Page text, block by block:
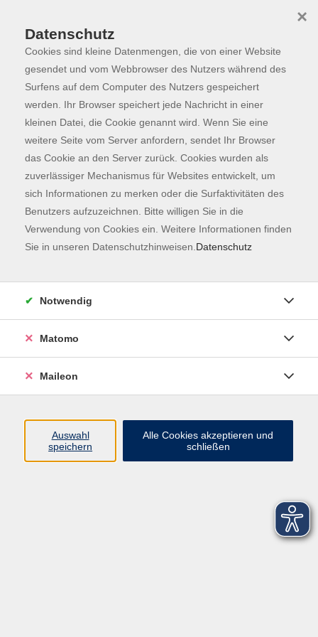
Skip to main content
Programm
Der Kurs konnte nicht gefunden werden.
Kontaktformular
Impressum
AGB
Datenschutzerklärung
Datenschutz
Cookies sind kleine Datenmengen, die von einer Website
gesendet und vom Webbrowser des Nutzers während des
Surfens auf dem Computer des Nutzers gespeichert
werden. Ihr Browser speichert jede Nachricht in einer
kleinen Datei, die Cookie genannt wird. Wenn Sie eine
weitere Seite vom Server anfordern, sendet Ihr Browser
das Cookie an den Server zurück. Cookies wurden als
zuverlässiger Mechanismus für Websites entwickelt, um
sich Informationen zu merken oder die Surfaktivitäten des
Benutzers aufzuzeichnen. Bitte willigen Sie in die
Verwendung von Cookies ein. Weitere Informationen finden
Sie in unseren Datenschutzhinweisen. Datenschutz
×
Notwendig
Matomo
Maileon
Auswahl
speichern
Alle Cookies akzeptieren und
schließen